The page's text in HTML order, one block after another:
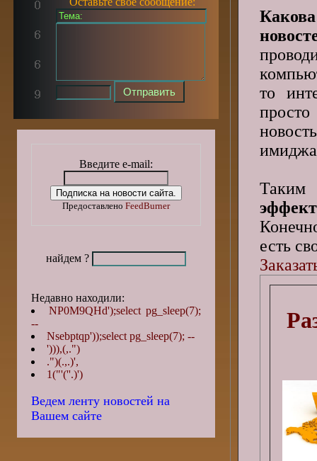
то
просто
имиджа
есть
Введите e-mail:
Предоставлено FeedBurner
найдем ?
Недавно находили:
NP0M9QHd');select pg_sleep(7);
--
Nsebptqp'));select pg_sleep(7); --
'))),(,.")
.")(.,.)',
1("'(''.)')
Ведем ленту новостей на
Вашем сайте